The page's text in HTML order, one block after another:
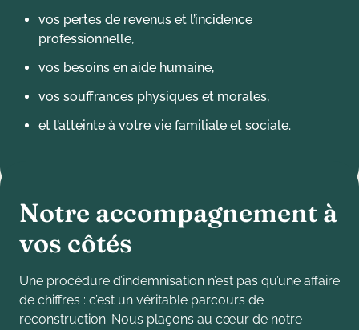
vos pertes de revenus et l’incidence
professionnelle,
vos besoins en aide humaine,
vos souffrances physiques et morales,
et l’atteinte à votre vie familiale et sociale.
Notre accompagnement à
vos côtés
Une procédure d’indemnisation n’est pas qu’une affaire
de chiffres : c’est un véritable parcours de
reconstruction. Nous plaçons au cœur de notre